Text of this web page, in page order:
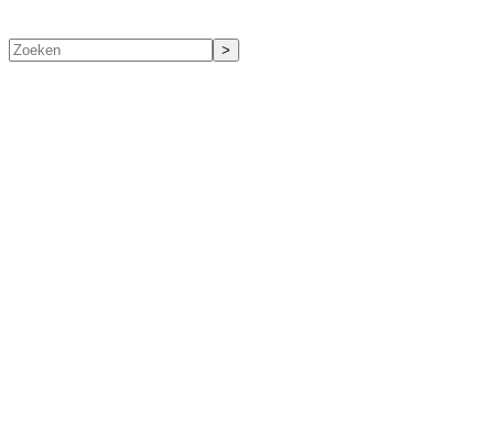
Zoeken